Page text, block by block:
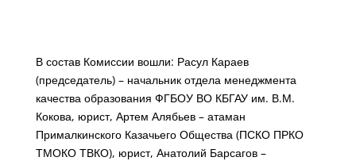
В состав Комиссии вошли: Расул Караев
(председатель) – начальник отдела менеджмента
качества образования ФГБОУ ВО КБГАУ им. В.М.
Кокова, юрист, Артем Алябьев – атаман
Прималкинского Казачьего Общества (ПСКО ПРКО
ТМОКО ТВКО), юрист, Анатолий Барсагов –